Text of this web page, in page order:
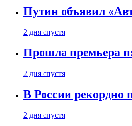
Путин объявил
2 дня спустя
Прошла премьера
2 дня спустя
В России
2 дня спустя